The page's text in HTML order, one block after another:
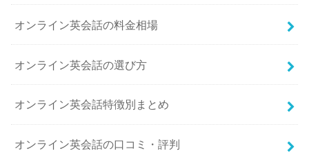
オンライン英会話の料金相場
オンライン英会話の選び方
オンライン英会話特徴別まとめ
オンライン英会話の口コミ・評判